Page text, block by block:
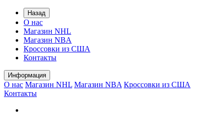
Назад
О нас
Магазин NHL
Магазин NBA
Кроссовки из США
Контакты
Информация
О нас Магазин NHL Магазин NBA Кроссовки из США
Контакты